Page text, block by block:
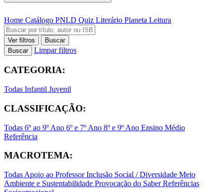
Home Catálogo PNLD Quiz Literário Planeta Leitura
Ver filtros
Buscar
Buscar
Limpar filtros
CATEGORIA:
Todas Infantil Juvenil
CLASSIFICAÇÃO:
Todas 6º ao 9º Ano 6º e 7º Ano 8º e 9º Ano Ensino Médio
Referência
MACROTEMA:
Todas Apoio ao ProfessorInclusão Social / Diversidade Meio
Ambiente e Sustentabilidade Provocação do SaberReferências